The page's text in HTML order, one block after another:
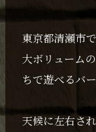
東京都清瀬市
大ボリューム
ちで遊べるバ
天候に左右さ